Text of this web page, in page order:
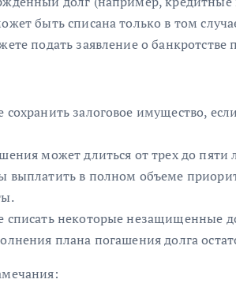
быть списана только в том
подать заявление о банкротстве
залоговое имущество,
может длиться от трех до пяти
в полном объеме
некоторые незащищенные
плана погашения долга